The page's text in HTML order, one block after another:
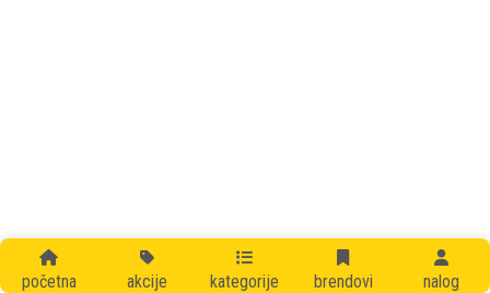
početna akcije kategorije brendovi nalog